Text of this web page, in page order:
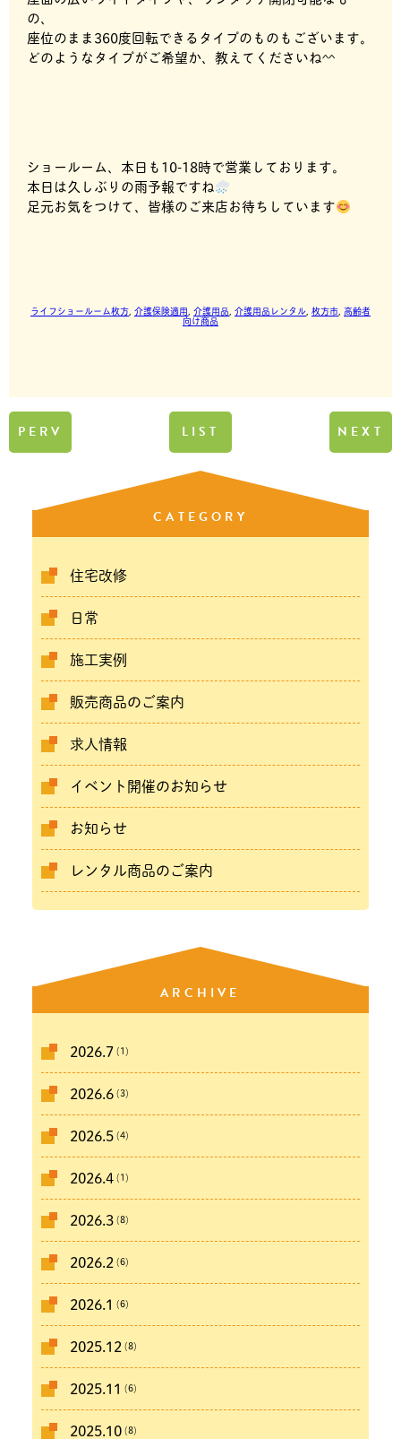
CATEGORY
住宅改修
日常
施工実例
販売商品のご案内
求人情報
イベント開催のお知らせ
お知らせ
レンタル商品のご案内
ARCHIVE
2026.7 (1)
2026.6(3)
2026.5(4)
2026.4(1)
2026.3(8)
2026.2 (6)
2026.1 (6)
2025.12 (8)
2025.11 (6)
2025.10(8)
の、
座位のまま360度回転できるタイプのものもございます。
どのようなタイプがご希望か、教えてくださいね^^
ショールーム、本日も10-18時で営業しております。
本日は久しぶりの雨予報ですね
足元お気をつけて、皆様のご来店お待ちしています
ライフショールーム枚方, 介護保険適用, 介護用品, 介護用品レンタル, 枚方市, 高齢者
向け商品
PERV LIST NEXT